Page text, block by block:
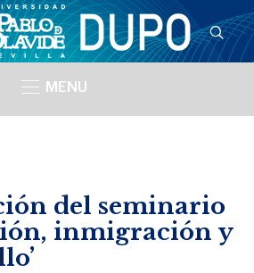
MENU
del seminario
inmigración y